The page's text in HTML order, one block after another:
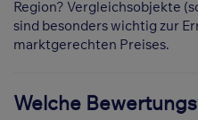
Region? Vergleichsobjekte
sind besonders wichtig zur
marktgerechten Preises.
Welche